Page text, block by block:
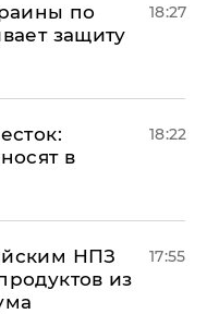
по
защиту
18:27
в
18:22
НПЗ
из
17:55